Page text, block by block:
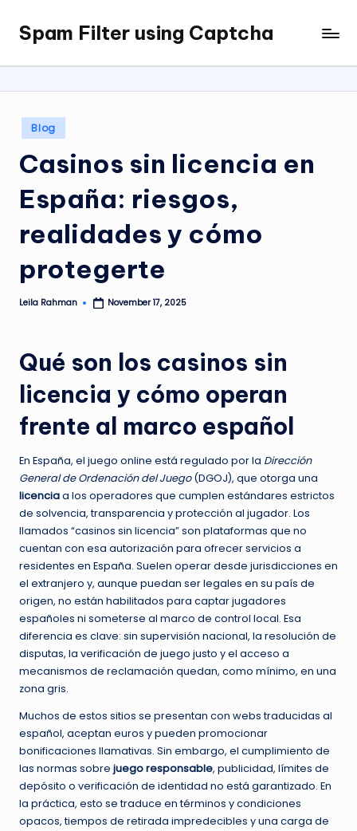
Skip
content
Spam Filter using Captcha
Posted
in
Blog
Casinos sin licencia en
España: riesgos,
realidades y cómo
protegerte
Posted
Leila Rahman November 17, 2025
Qué son los casinos sin
licencia y cómo operan
frente al marco español
En España, el juego online está regulado por la Dirección
General de Ordenación del Juego(DGOJ), que otorga una
licenciaa los operadores que cumplen estándares estrictos
de solvencia, transparencia y protección al jugador. Los
llamados “casinos sin licencia” son plataformas que no
cuentan con esa autorización para ofrecer servicios a
residentes en España. Suelen operar desde jurisdicciones en
el extranjero y, aunque puedan ser legales en su país de
origen, no están habilitados para captar jugadores
españoles ni someterse al marco de control local. Esa
diferencia es clave: sin supervisión nacional, la resolución de
disputas, la verificación de juego justo y el acceso a
mecanismos de reclamación quedan, como mínimo, en una
zona gris.
Muchos de estos sitios se presentan con webs traducidas al
español, aceptan euros y pueden promocionar
bonificaciones llamativas. Sin embargo, el cumplimiento de
las normas sobre juego responsable, publicidad, límites de
depósito o verificación de identidad no está garantizado. En
la práctica, esto se traduce en términos y condiciones
opacos, tiempos de retirada impredecibles y una carga de